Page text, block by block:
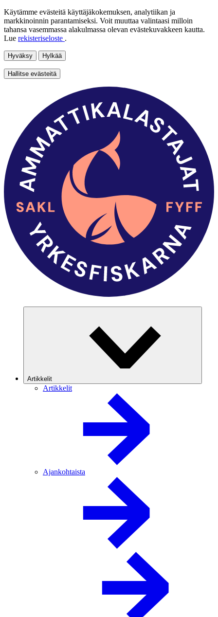
Käytämme evästeitä käyttäjäkokemuksen, analytiikan ja
markkinoinnin parantamiseksi. Voit muuttaa valintaasi milloin
tahansa vasemmassa alakulmassa olevan evästekuvakkeen kautta.
Lue rekisteriseloste .
Hyväksy Hylkää
Hallitse evästeitä
Artikkelit
Artikkelit
Ajankohtaista